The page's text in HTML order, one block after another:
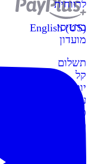
לרווחית
כרטיסי
מועדון
תשלום
קל
יותר
עם
כרטיסי
מועדון
קופות
English (US)